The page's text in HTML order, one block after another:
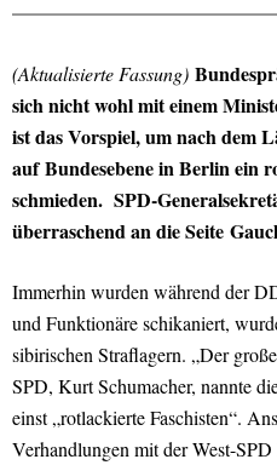
(Aktualisierte Fassung)
sich nicht wohl mit einem
ist das Vorspiel, um nach dem
auf Bundesebene in Berlin ein
schmieden. SPD-
überraschend an die Seite
Immerhin wurden während der
und Funktionäre schikaniert,
sibirischen Straflagern. „Der
SPD, Kurt Schumacher, nannte
einst „rotlackierte Faschisten“.
Verhandlungen mit der West-